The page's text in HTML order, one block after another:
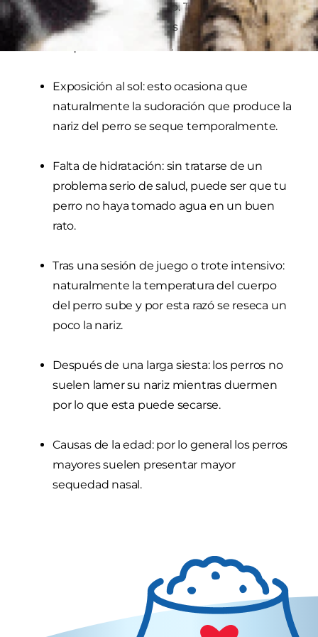
nariz seca será algo pasajero. Te listamos algunas
de las causas más comunes por las que puedes
notar sequedad en la trufa.
Exposición al sol: esto ocasiona que
naturalmente la sudoración que produce la
nariz del perro se seque temporalmente.
Falta de hidratación: sin tratarse de un
problema serio de salud, puede ser que tu
perro no haya tomado agua en un buen
rato.
Tras una sesión de juego o trote intensivo:
naturalmente la temperatura del cuerpo
del perro sube y por esta razó se reseca un
poco la nariz.
Después de una larga siesta: los perros no
suelen lamer su nariz mientras duermen
por lo que esta puede secarse.
Causas de la edad: por lo general los perros
mayores suelen presentar mayor
sequedad nasal.